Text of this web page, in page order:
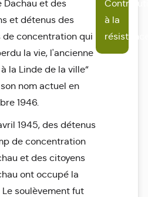
Dachau et des
et détenus des
de concentration qui
la vie, l'ancienne
la Linde de la ville“
nom actuel en
1946.
1945, des détenus
de concentration
et des citoyens
ont occupé la
Le soulèvement fut
à la